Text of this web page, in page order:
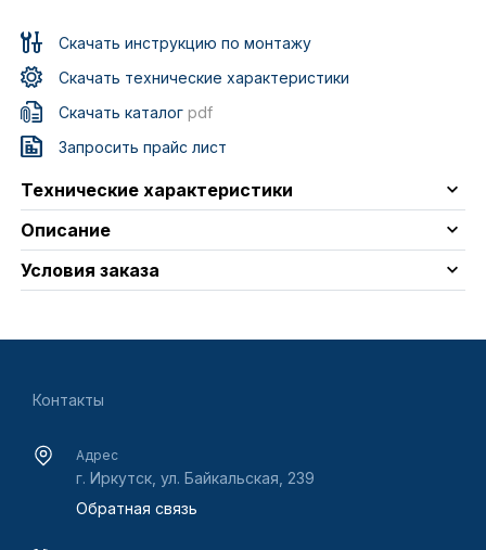
Скачать инструкцию по монтажу
Скачать технические характеристики
Скачать каталогpdf
Запросить прайс лист
Технические характеристики
Описание
Условия заказа
Контакты
Адрес
г. Иркутск, ул. Байкальская, 239
Обратная связь